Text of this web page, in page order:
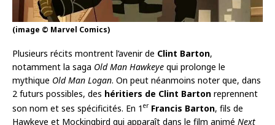
(image © Marvel Comics)
Plusieurs récits montrent l’avenir de Clint Barton,
notamment la saga Old Man Hawkeye qui prolonge le
mythique Old Man Logan. On peut néanmoins noter que, dans
2 futurs possibles, des héritiers de Clint Barton reprennent
son nom et ses spécificités. En 1 er Francis Barton, fils de
Hawkeye et Mockingbird qui apparaît dans le film animé Next